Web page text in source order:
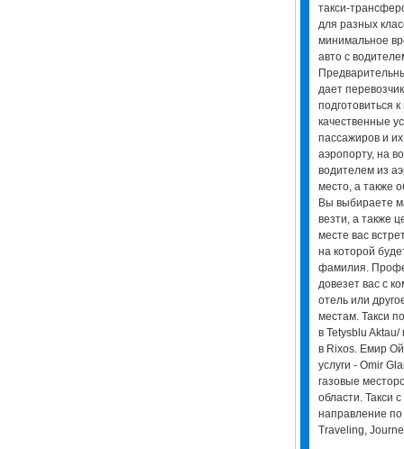
такси-
для разных
минимальное
авто с
дает
подготовиться
качественные
пассажиров и
аэропорту, на
водителем из
место, а также
Вы выбираете
везти, а также
месте вас
на которой
фамилия.
довезет вас с
отель или
местам. Такси
в Tetysblu Aktau/
в Rixos. Емир
услуги - Omir
газовые
области. Такси
направление по
Traveling,